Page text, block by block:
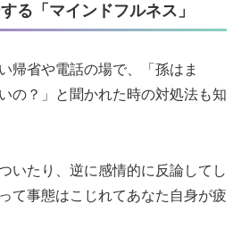
る「マインドフルネス」
帰省や電話の場で、「孫はま
の？」と聞かれた時の対処法も知
いたり、逆に感情的に反論してし
て事態はこじれてあなた自身が疲